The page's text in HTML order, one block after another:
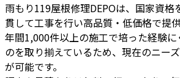
雨もり119屋根修理DEPOは、国家資格
貫して工事を行い高品質・低価格で提供
年間1,000件以上の施工で培った経験に
のを取り揃えているため、現在のニー
が可能です。